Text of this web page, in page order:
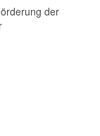
der